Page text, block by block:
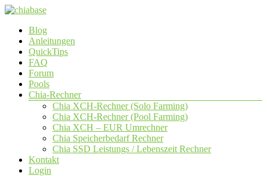
Zum
springen
chiabase
CHIA
Info-
Community
Seite
Menü
Blog
Anleitungen
QuickTips
FAQ
Forum
Pools
Chia-Rechner
Chia XCH-Rechner (Solo Farming)
Chia XCH-Rechner (Pool Farming)
Chia XCH – EUR Umrechner
Chia Speicherbedarf Rechner
Chia SSD Leistungs / Lebenszeit Rechner
Kontakt
Login